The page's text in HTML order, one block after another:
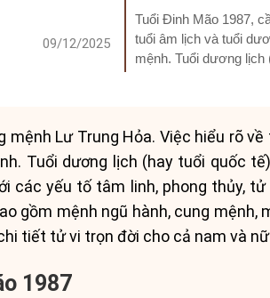
09/12/2025
Tuổi Đinh Mão 1987,
tuổi âm lịch và tuổi
mệnh. Tuổi dương lịch
mệnh Lư Trung Hỏa. Việc hiểu rõ
Tuổi dương lịch (hay tuổi quốc
các yếu tố tâm linh, phong thủy,
gồm mệnh ngũ hành, cung mệnh,
tiết tử vi trọn đời cho cả nam và
1987